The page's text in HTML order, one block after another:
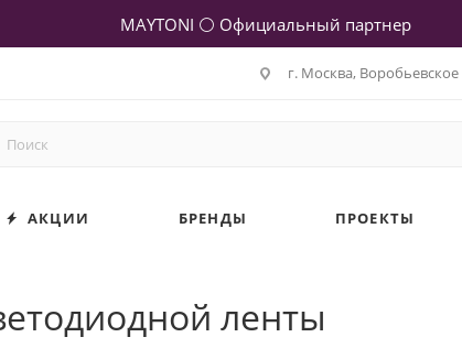
MAYTONI ⚪ Официальный партнер
г. Москва,
АКЦИИ БРЕНДЫ ПРОЕКТЫ
ленты